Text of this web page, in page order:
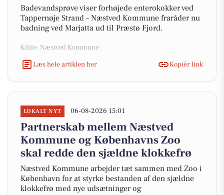
Badevandsprøve viser forhøjede enterokokker ved
Tappernøje Strand – Næstved Kommune fraråder nu
badning ved Marjatta ud til Præstø Fjord.
Kilde: Næstved Kommune
Læs hele artiklen her
Kopiér link
LOKALT NYT 06-08-2026 15:01
Partnerskab mellem Næstved
Kommune og Københavns Zoo
skal redde den sjældne klokkefrø
Næstved Kommune arbejder tæt sammen med Zoo i
København for at styrke bestanden af den sjældne
klokkefrø med nye udsætninger og